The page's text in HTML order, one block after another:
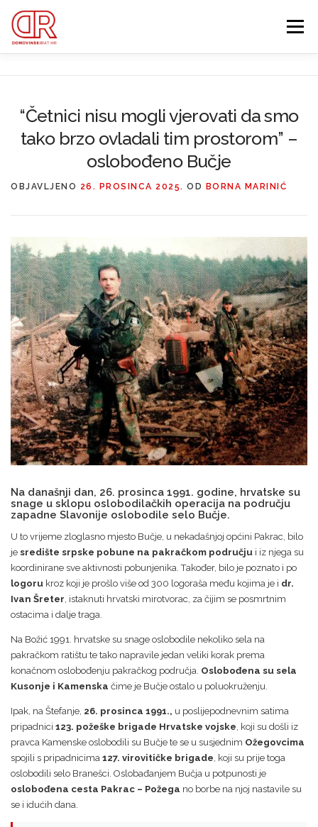
sadržaj
Izbornik
IZDVOJENE KATEGORIJE O MENI MEMBERSHIP
Search for:
Search Button
“Četnici nisu mogli vjerovati da smo
tako brzo ovladali tim prostorom” –
oslobođeno Bučje
OBJAVLJENO 26. PROSINCA 2025. OD BORNA MARINIĆ
Na današnji dan, 26. prosinca 1991. godine, hrvatske su
snage u sklopu oslobodilačkih operacija na području
zapadne Slavonije oslobodile selo Bučje.
U to vrijeme zloglasno mjesto Bučje, u nekadašnjoj općini Pakrac, bilo
je središte srpske pobune na pakračkom području i iz njega su
koordinirane sve aktivnosti pobunjenika. Također, bilo je poznato i po
logoru kroz koji je prošlo više od 300 logoraša među kojima je i dr.
Ivan Šreter , istaknuti hrvatski mirotvorac, za čijim se posmrtnim
ostacima i dalje traga.
Na Božić 1991. hrvatske su snage oslobodile nekoliko sela na
pakračkom ratištu te tako napravile jedan veliki korak prema
konačnom oslobođenju pakračkog područja. Oslobođena su sela
Kusonje i Kamenska čime je Bučje ostalo u poluokruženju.
Ipak, na Štefanje, 26. prosinca 1991., u poslijepodnevnim satima
pripadnici 123. požeške brigade Hrvatske vojske , koji su došli iz
pravca Kamenske oslobodili su Bučje te se u susjednim Ožegovcima
spojili s pripadnicima 127. virovitičke brigade , koji su prije toga
oslobodili selo Branešci. Oslobađanjem Bučja u potpunosti je
oslobođena cesta Pakrac – Požega no borbe na njoj nastavile su
se i idućih dana.